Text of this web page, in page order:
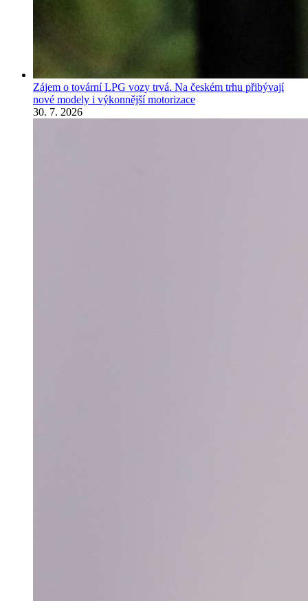
Zájem o tovární LPG vozy trvá. Na českém trhu přibývají
nové modely i výkonnější motorizace
30. 7. 2026